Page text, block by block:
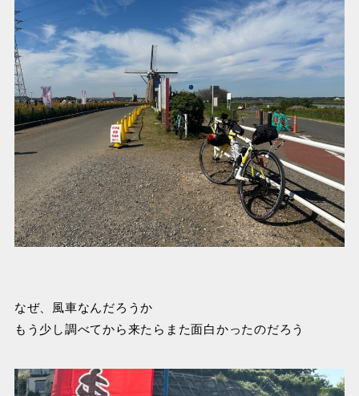
なぜ、風車なんだろうか
もう少し調べてから来たらまた面白かったのだろう